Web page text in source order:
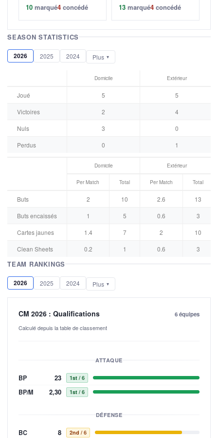
10 marqué4 concédé 13 marqué4 concédé
SEASON STATISTICS
2026 2025 2024 Plus
Domicile Extérieur
Joué 5
5
Victoires
2
4
Nuls
3
0
Perdus
0 1
Domicile Extérieur
Per Match Total Per Match Total
Buts 2 10 2.6
13
Buts encaissés
1 5 0.6
3
Cartes jaunes
1.4 7 2
10
Clean Sheets
0.2 1 0.6 3
TEAM RANKINGS
2026 2025 2024 Plus
CM 2026 : Qualifications
Calculé depuis la table de classement
6 équipes
ATTAQUE
BP 23 1st / 6
BP/M 2,30 1st / 6
DÉFENSE
BC 8 2nd / 6